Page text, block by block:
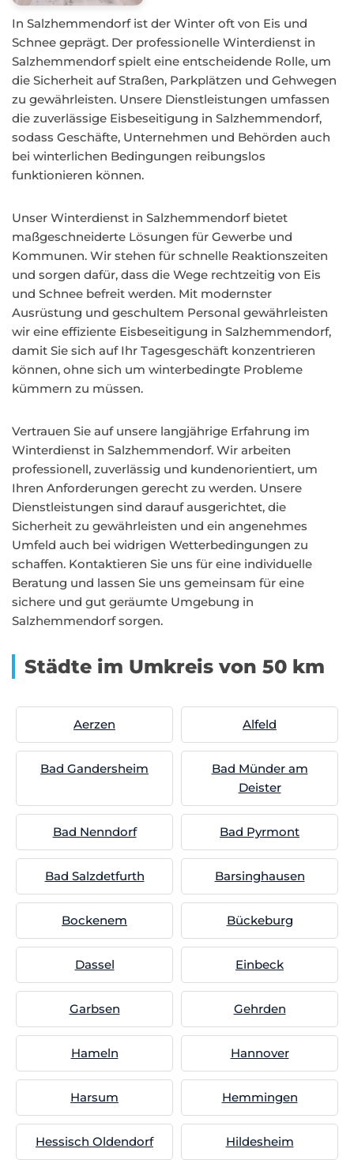
In Salzhemmendorf ist der Winter oft von Eis und
Schnee geprägt. Der professionelle Winterdienst in
Salzhemmendorf spielt eine entscheidende Rolle, um
die Sicherheit auf Straßen, Parkplätzen und Gehwegen
zu gewährleisten. Unsere Dienstleistungen umfassen
die zuverlässige Eisbeseitigung in Salzhemmendorf,
sodass Geschäfte, Unternehmen und Behörden auch
bei winterlichen Bedingungen reibungslos
funktionieren können.
Unser Winterdienst in Salzhemmendorf bietet
maßgeschneiderte Lösungen für Gewerbe und
Kommunen. Wir stehen für schnelle Reaktionszeiten
und sorgen dafür, dass die Wege rechtzeitig von Eis
und Schnee befreit werden. Mit modernster
Ausrüstung und geschultem Personal gewährleisten
wir eine effiziente Eisbeseitigung in Salzhemmendorf,
damit Sie sich auf Ihr Tagesgeschäft konzentrieren
können, ohne sich um winterbedingte Probleme
kümmern zu müssen.
Vertrauen Sie auf unsere langjährige Erfahrung im
Winterdienst in Salzhemmendorf. Wir arbeiten
professionell, zuverlässig und kundenorientiert, um
Ihren Anforderungen gerecht zu werden. Unsere
Dienstleistungen sind darauf ausgerichtet, die
Sicherheit zu gewährleisten und ein angenehmes
Umfeld auch bei widrigen Wetterbedingungen zu
schaffen. Kontaktieren Sie uns für eine individuelle
Beratung und lassen Sie uns gemeinsam für eine
sichere und gut geräumte Umgebung in
Salzhemmendorf sorgen.
Städte im Umkreis von 50 km
Aerzen Alfeld
Bad Gandersheim
Bad Münder am
Deister
Bad Nenndorf Bad Pyrmont
Bad Salzdetfurth Barsinghausen
Bockenem Bückeburg
Dassel Einbeck
Garbsen Gehrden
Hameln Hannover
Harsum Hemmingen
Hessisch Oldendorf Hildesheim